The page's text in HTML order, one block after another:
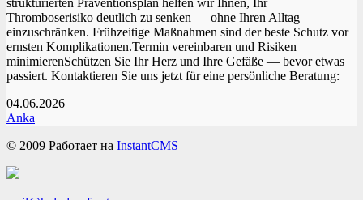
Thromboserisiko deutlich zu senken — ohne Ihren Alltag
einzuschränken. Frühzeitige Maßnahmen sind der beste Schutz vor
ernsten Komplikationen.Termin vereinbaren und Risiken
minimierenSchützen Sie Ihr Herz und Ihre Gefäße — bevor etwas
passiert. Kontaktieren Sie uns jetzt für eine persönliche Beratung:
04.06.2026
Anka
© 2009 Работает на InstantCMS